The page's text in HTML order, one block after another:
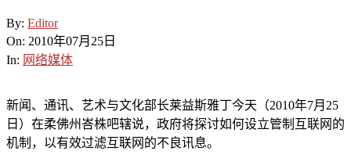
By: Editor
On: 2010年07月25日
In: 网络媒体
新闻、通讯、艺术与文化部长莱益斯雅丁今天（2010年7月25
日）在柔佛州峇株吧辖说，政府将探讨如何设立管制互联网的
机制，以有效过滤互联网的不良讯息。